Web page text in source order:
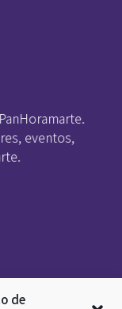
de
eventos,